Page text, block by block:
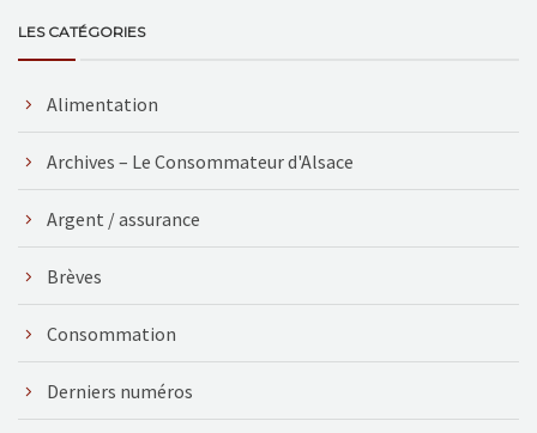
LES CATÉGORIES
Alimentation
Archives – Le Consommateur d'Alsace
Argent / assurance
Brèves
Consommation
Derniers numéros